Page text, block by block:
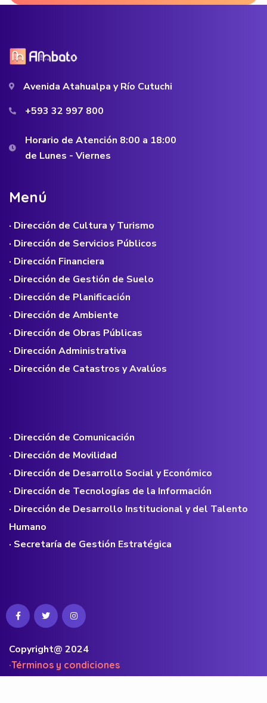
Avenida Atahualpa y Río Cutuchi
+593 32 997 800
Horario de Atención 8:00 a 18:00
de Lunes - Viernes
Menú
· Dirección de Cultura y Turismo
· Dirección de Servicios Públicos
· Dirección Financiera
· Dirección de Gestión de Suelo
· Dirección de Planificación
· Dirección de Ambiente
· Dirección de Obras Públicas
· Dirección Administrativa
· Dirección de Catastros y Avalúos
· Dirección de Comunicación
· Dirección de Movilidad
· Dirección de Desarrollo Social y Económico
· Dirección de Tecnologías de la Información
· Dirección de Desarrollo Institucional y del Talento
Humano
· Secretaría de Gestión Estratégica
Copyright@ 2024
·Términos y condiciones